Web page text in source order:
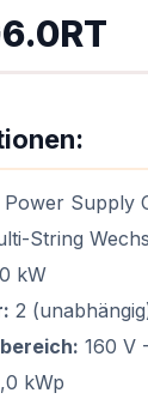
Supply
String
kW
2
160 V
kWp